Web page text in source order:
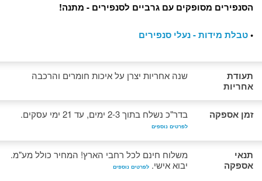
הסנפירים מסופקים עם גרביים לסנפירים - מתנה!
•טבלת מידות - נעלי סנפירים
תעודת
אחריות
שנה אחריות יצרן על איכות חומרים והרכבה
זמן אספקה בדר"כ נשלח בתוך 2-3 ימים, עד 21 ימי עסקים.
לפרטים נוספים
תנאי
אספקה
משלוח חינם לכל רחבי הארץ! המחיר כולל מע"מ.
יבוא אישי. לפרטים נוספים